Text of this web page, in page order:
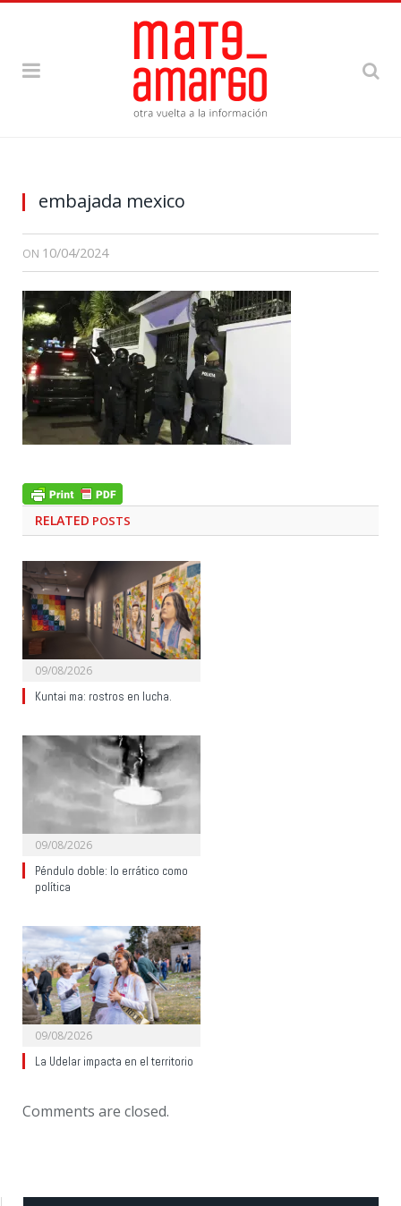
embajada mexico
ON 10/04/2024
RELATED POSTS
09/08/2026
Kuntai ma: rostros en lucha.
09/08/2026
Péndulo doble: lo errático como
política
09/08/2026
La Udelar impacta en el territorio
Comments are closed.